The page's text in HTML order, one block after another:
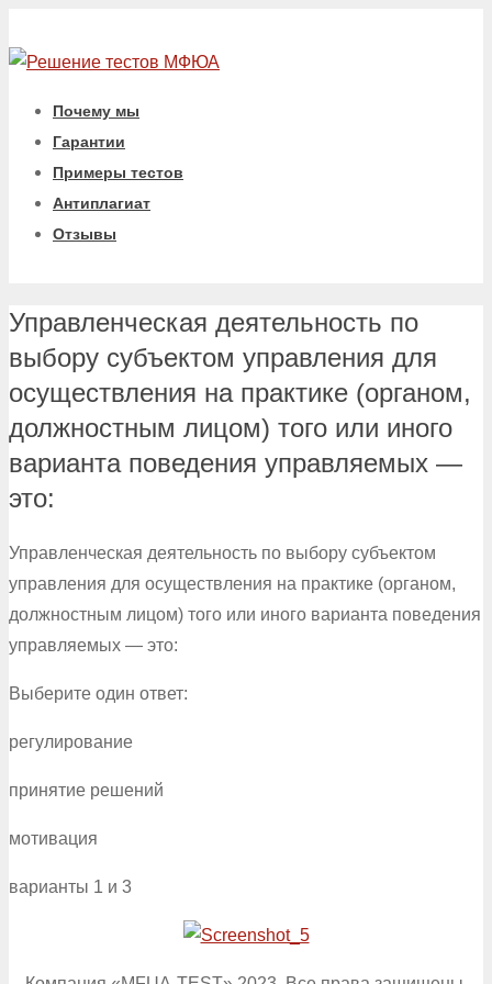
Почему мы
Гарантии
Примеры тестов
Антиплагиат
Отзывы
Управленческая деятельность по
выбору субъектом управления для
осуществления на практике (органом,
должностным лицом) того или иного
варианта поведения управляемых —
это:
Управленческая деятельность по выбору субъектом
управления для осуществления на практике (органом,
должностным лицом) того или иного варианта поведения
управляемых — это:
Выберите один ответ:
регулирование
принятие решений
мотивация
варианты 1 и 3